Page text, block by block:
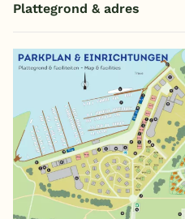
Plattegrond & adres